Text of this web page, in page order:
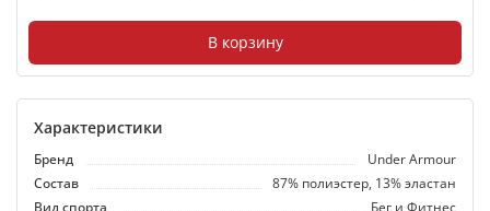
В корзину
Характеристики
Бренд
Under Armour
Состав
87% полиэстер, 13% эластан
Вид спорта
Бег и Фитнес